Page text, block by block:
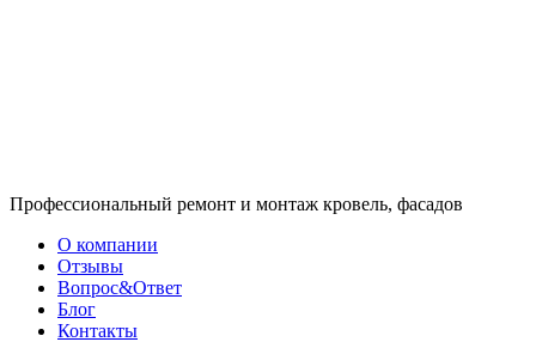
Профессиональный ремонт и монтаж кровель, фасадов
О компании
Отзывы
Вопрос&Ответ
Блог
Контакты